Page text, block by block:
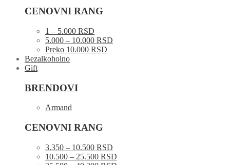
CENOVNI RANG
1 – 5.000 RSD
5.000 – 10.000 RSD
Preko 10.000 RSD
Bezalkoholno
Gift
BRENDOVI
Armand
CENOVNI RANG
3.350 – 10.500 RSD
10.500 – 25.500 RSD